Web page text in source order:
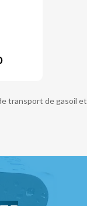
transport de gasoil